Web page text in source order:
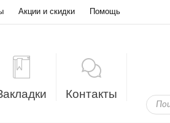
Акции и скидки Помощь
Контакты